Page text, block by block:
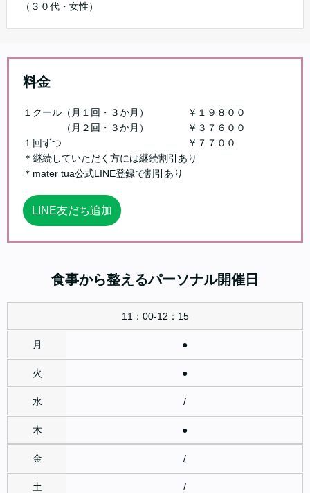
（３０代・女性）
料金
１クール（月１回・３か月） ￥１９８００
（月２回・３か月） ￥３７６００
１回ずつ ￥７７００
＊継続していただく方には継続割引あり
＊mater tua公式LINE登録で割引あり
LINE友だち追加
食事から整えるパーソナル開催日
11：00-12：15
●
●
/
●
/
/